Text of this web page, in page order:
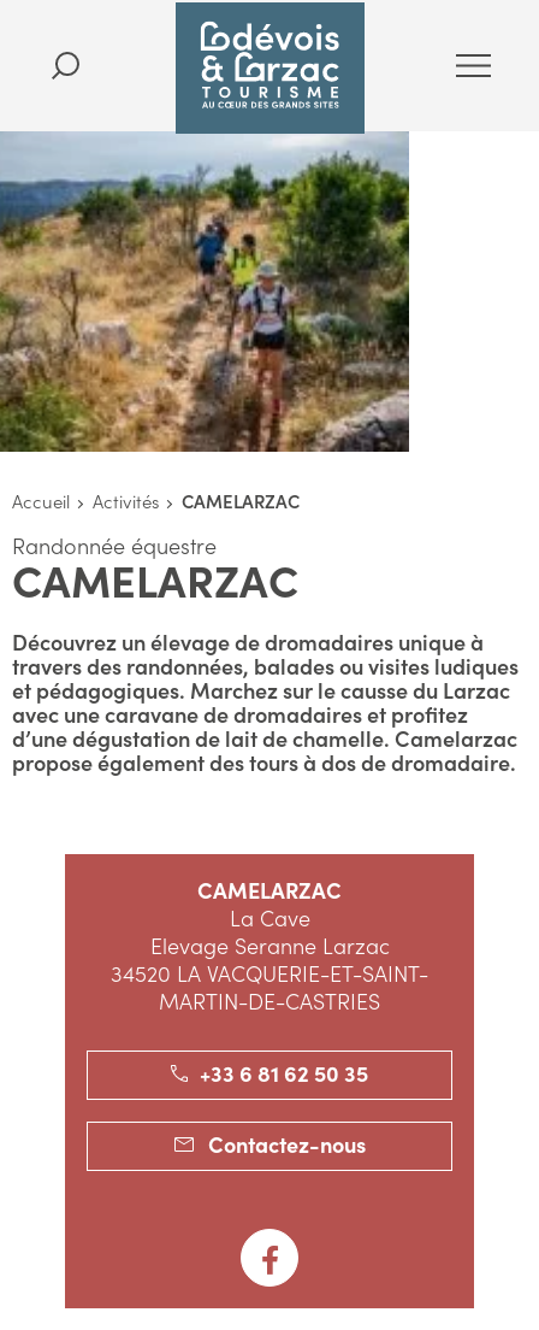
Accueil Activités CAMELARZAC
Randonnée équestre
CAMELARZAC
Découvrez un élevage de dromadaires unique à
travers des randonnées, balades ou visites ludiques
et pédagogiques. Marchez sur le causse du Larzac
avec une caravane de dromadaires et profitez
d’une dégustation de lait de chamelle. Camelarzac
propose également des tours à dos de dromadaire.
CAMELARZAC
La Cave
Elevage Seranne Larzac
34520 LA VACQUERIE-ET-SAINT-
MARTIN-DE-CASTRIES
+33 6 81 62 50 35
Contactez-nous